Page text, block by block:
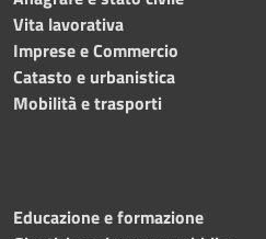
Vita lavorativa
Imprese e Commercio
Catasto e urbanistica
Mobilità e trasporti
Educazione e formazione